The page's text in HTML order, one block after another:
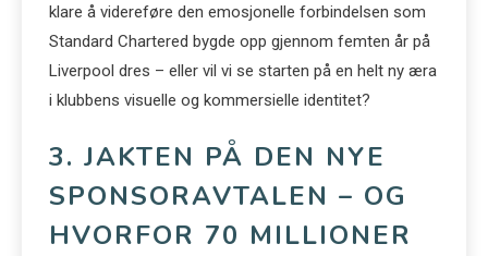
klare å videreføre den emosjonelle forbindelsen som
Standard Chartered bygde opp gjennom femten år på
Liverpool dres – eller vil vi se starten på en helt ny æra
i klubbens visuelle og kommersielle identitet?
3. JAKTEN PÅ DEN NYE
SPONSORAVTALEN – OG
HVORFOR 70 MILLIONER